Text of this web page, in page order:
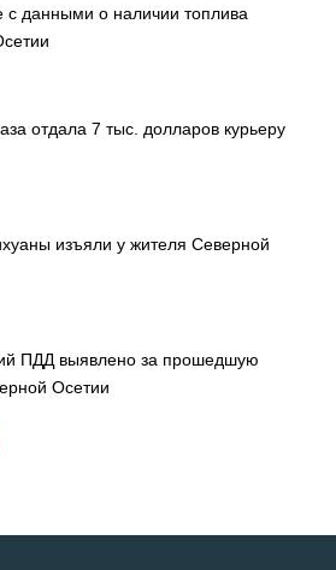
данными о наличии топлива
отдала 7 тыс. долларов курьеру
изъяли у жителя Северной
ПДД выявлено за прошедшую
Осетии